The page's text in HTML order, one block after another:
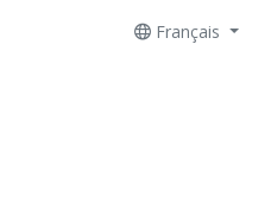
Français